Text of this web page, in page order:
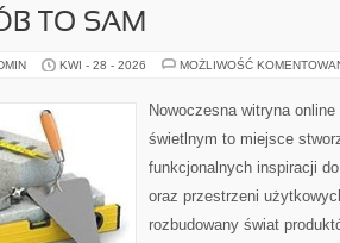
TO SAM
KWI - 28 - 2026 MOŻLIWOŚĆ
Nowoczesna witryna
świetlnym to miejsce
funkcjonalnych inspiracji
oraz przestrzeni
rozbudowany świat